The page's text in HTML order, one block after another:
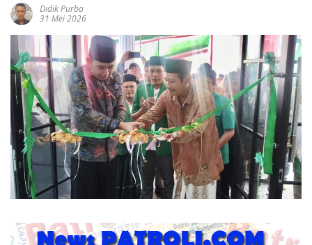
Didik Purba
31 Mei 2026